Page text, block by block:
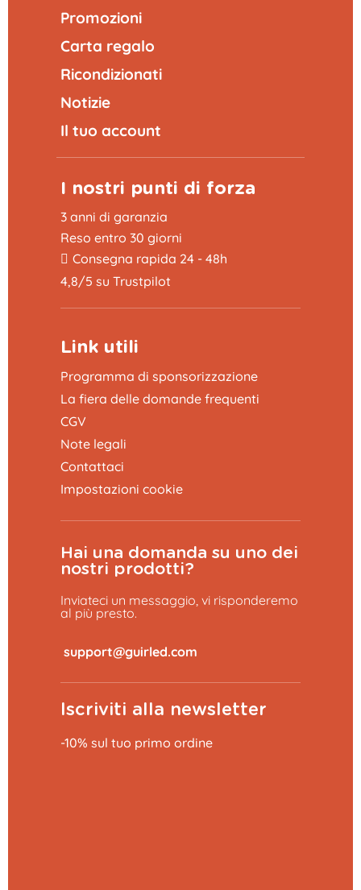
Promozioni
Carta regalo
Ricondizionati
Notizie
Il tuo account
I nostri punti di forza
3 anni di garanzia
Reso entro 30 giorni
Consegna rapida 24 - 48h
4,8/5 su Trustpilot
Link utili
Programma di sponsorizzazione
La fiera delle domande frequenti
CGV
Note legali
Contattaci
Impostazioni cookie
Hai una domanda su uno dei
nostri prodotti?
Inviateci un messaggio, vi risponderemo
al più presto.
Iscriviti alla newsletter
-10% sul tuo primo ordine